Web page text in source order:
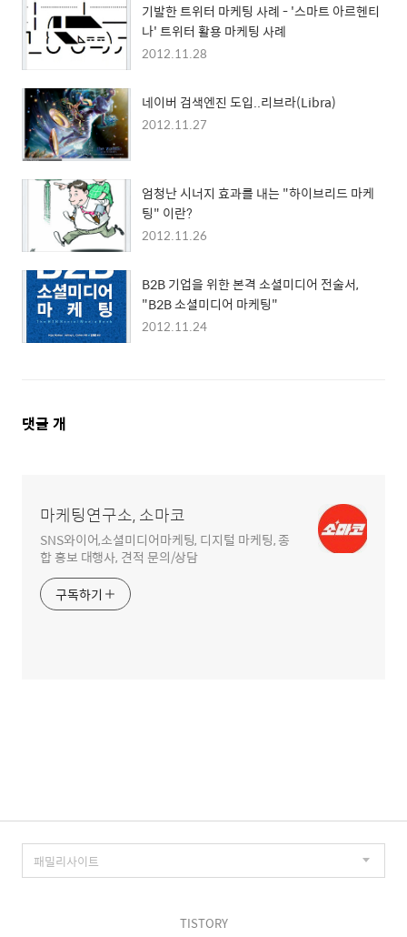
기발한 트위터 마케팅 사례 - '스마트 아르헨티
나' 트위터 활용 마케팅 사례
2012.11.28
네이버 검색엔진 도입..리브라(Libra)
2012.11.27
엄청난 시너지 효과를 내는 "하이브리드 마케
팅" 이란?
2012.11.26
B2B 기업을 위한 본격 소셜미디어 전술서,
"B2B 소셜미디어 마케팅"
2012.11.24
댓
댓글 개
마케팅연구소, 소마코
SNS와이어,소셜미디어마케팅, 디지털 마케팅, 종
합 홍보 대행사, 견적 문의/상담
구독하기
TISTORY